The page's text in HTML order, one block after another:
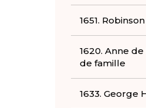
1651.
1620. Anne
de famille
1633. George